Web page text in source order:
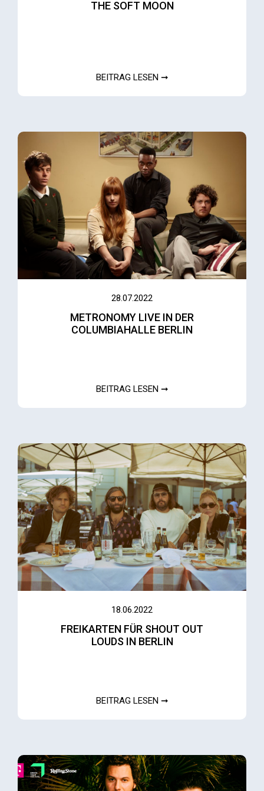
THE SOFT MOON
BEITRAG LESEN ➞
28.07.2022
METRONOMY LIVE IN DER
COLUMBIAHALLE BERLIN
BEITRAG LESEN ➞
18.06.2022
FREIKARTEN FÜR SHOUT OUT
LOUDS IN BERLIN
BEITRAG LESEN ➞